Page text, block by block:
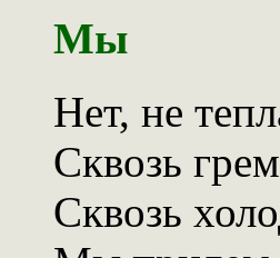
Мы
Нет, не
Сквозь
Сквозь